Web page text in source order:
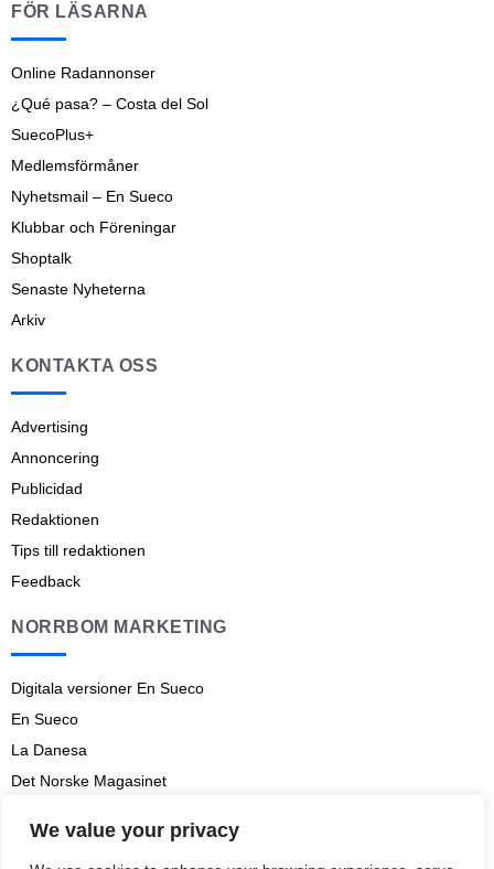
We value your privacy
FÖR LÄSARNA
Online Radannonser
¿Qué pasa? – Costa del Sol
SuecoPlus+
Medlemsförmåner
Nyhetsmail – En Sueco
Klubbar och Föreningar
Shoptalk
Senaste Nyheterna
Arkiv
KONTAKTA OSS
Advertising
Annoncering
Publicidad
Redaktionen
Tips till redaktionen
Feedback
NORRBOM MARKETING
Digitala versioner En Sueco
En Sueco
La Danesa
Det Norske Magasinet
Aviso legal